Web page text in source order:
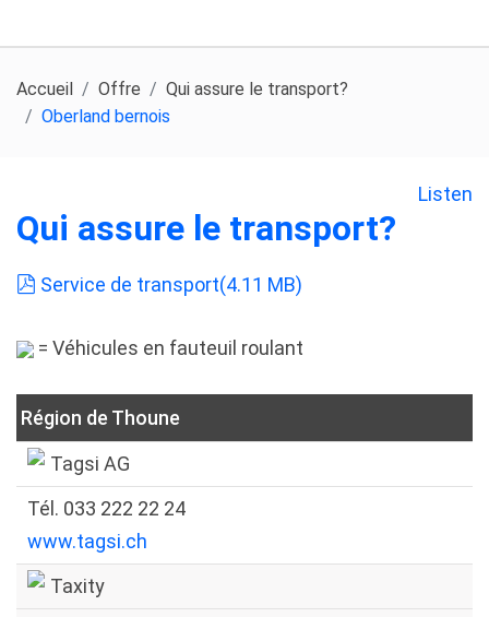
Accueil Offre
Qui assure le transport?
Oberland bernois
Listen
Qui assure le transport?
pdf
Service de transport(4.11 MB)
= Véhicules en fauteuil roulant
Région de Thoune
Tagsi AG
Tél. 033 222 22 24
www.tagsi.ch
Taxity